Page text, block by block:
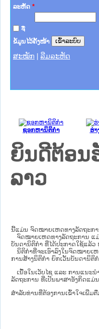
ລະຫັດ *
ຈື່
ຂໍ້ມູນໄວ້ຄັ້ງໜ້າ
ສະໝັກ ລືມລະຫັດ
ຊອກຫານິຕິກໍາ ຮ່
ຍິນດີຕ້ອນ
ລາວ
ນີ້ແມ່ນ ຈົດໝາຍເຫດທາງລັດຖະກາ
ຈົດໝາຍເຫດທາງລັດຖະການ ແມ່
ບັນ​ດາ​ນິ​ຕິ​ກຳ ທີ່ໄດ້ປະກາດໃຊ້ແລ້ວ
ນິ​ຕິ​ກຳ​ທີ່​ຈະ​ເອົາ​ລົງ​ໃນ​ຈົດ​ໝາຍ​ເ
ການ​ສ້າງ​ນິ​ຕິ​ກຳ ຍົກ​ເວັ້ນ​ບັນ​ດານິ​ຕິ​
ເນື້ອໃນ​ເວັບ​ໄຊ​ ແລະ ການແນະ
ລັດຖະການ ທີ່ເປັນພາສາອັງກິດແມ່ນ
ສໍາລັບທ່ານທີ່ຕ້ອງການເຂົ້າໃຈເພີ່ມ